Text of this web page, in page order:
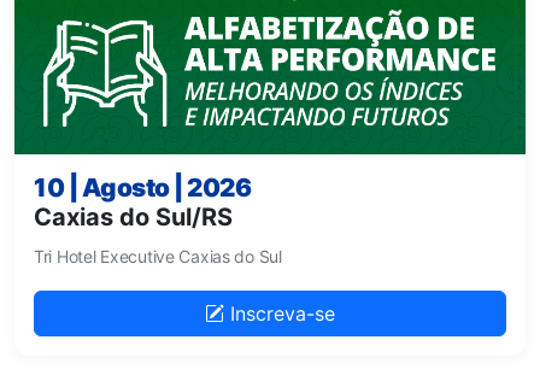
10 | Agosto | 2026
Caxias do Sul/RS
Tri Hotel Executive Caxias do Sul
Inscreva-se